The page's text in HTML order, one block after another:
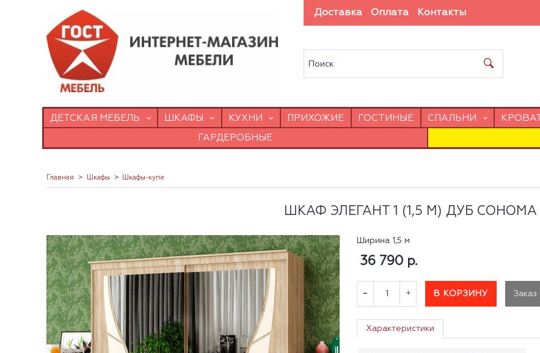
Доставка Оплата Контакты
ДЕТСКАЯ МЕБЕЛЬ ШКАФЫ КУХНИ ПРИХОЖИЕ ГОСТИНЫЕ СПАЛЬНИ
ГАРДЕРОБНЫЕ
Главная Шкафы Шкафы-купе
ШКАФ ЭЛЕГАНТ 1 (1,5 М) ДУБ СОНОМА
Ширина 1,5 м
36 790 р.
В КОРЗИНУ Заказ
Характеристики